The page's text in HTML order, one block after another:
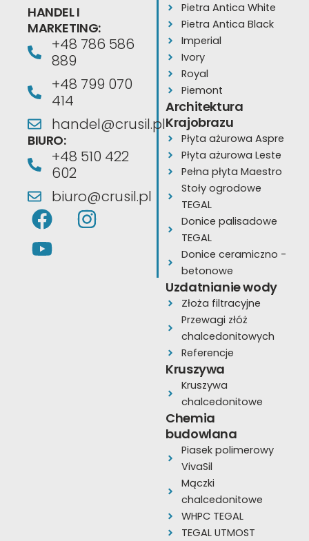
HANDEL I
MARKETING:
+48 786 586
889
+48 799 070
414
handel@crusil.pl
BIURO:
+48 510 422
602
biuro@crusil.pl
F
a
c
I
n
Y
o
u
Pietra Antica White
Pietra Antica Black
Imperial
Ivory
Royal
Piemont
Architektura
Krajobrazu
Płyta ażurowa Aspre
Płyta ażurowa Leste
Pełna płyta Maestro
Stoły ogrodowe
TEGAL
Donice palisadowe
TEGAL
Donice ceramiczno -
betonowe
Uzdatnianie wody
Złoża filtracyjne
Przewagi złóż
chalcedonitowych
Referencje
Kruszywa
Kruszywa
chalcedonitowe
Chemia
budowlana
Piasek polimerowy
VivaSil
Mączki
chalcedonitowe
WHPC TEGAL
TEGAL UTMOST